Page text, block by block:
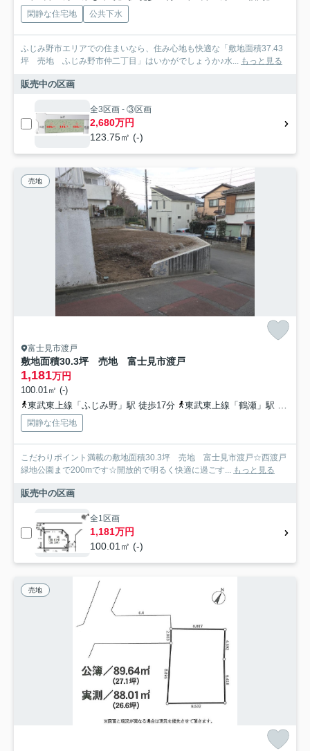
閑静な住宅地 公共下水
ふじみ野市エリアでの住まいなら、住み心地も快適な「敷地面積37.43
坪 売地 ふじみ野市仲二丁目」はいかがでしょうか♪水... もっと見る
販売中の区画
全3区画 - ③区画
2,680万円
123.75㎡ (-)
売地
富士見市渡戸
敷地面積30.3坪 売地 富士見市渡戸
1,181万円
100.01㎡ (-)
東武東上線「ふじみ野」駅 徒歩17分
東武東上線「鶴瀬」駅 徒歩24分
閑静な住宅地
こだわりポイント満載の敷地面積30.3坪 売地 富士見市渡戸☆西渡戸
緑地公園まで200mです☆開放的で明るく快適に過ごす... もっと見る
販売中の区画
全1区画
1,181万円
100.01㎡ (-)
売地